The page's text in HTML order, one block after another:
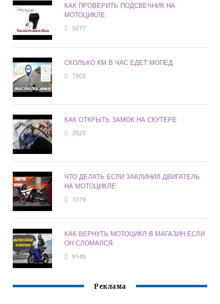
КАК ПРОВЕРИТЬ ПОДСВЕЧНИК НА
МОТОЦИКЛЕ
5677
СКОЛЬКО КМ В ЧАС ЕДЕТ МОПЕД
7803
КАК ОТКРЫТЬ ЗАМОК НА СКУТЕРЕ
3525
ЧТО ДЕЛАТЬ ЕСЛИ ЗАКЛИНИЛ ДВИГАТЕЛЬ
НА МОТОЦИКЛЕ
1079
КАК ВЕРНУТЬ МОТОЦИКЛ В МАГАЗИН ЕСЛИ
ОН СЛОМАЛСЯ
9146
Реклама